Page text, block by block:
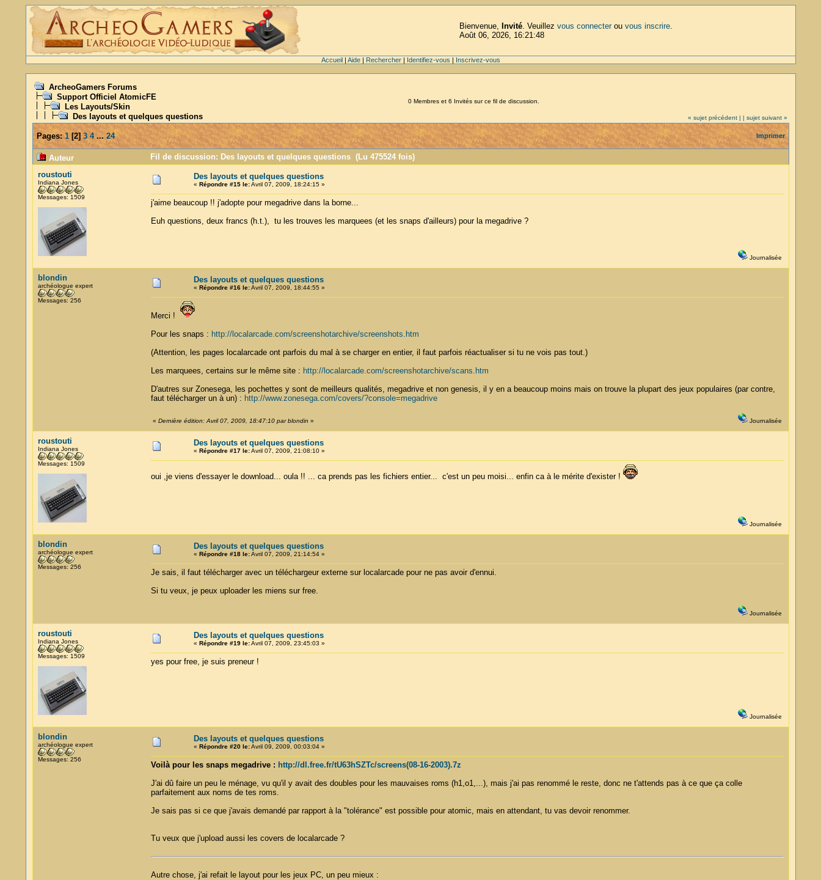
Bienvenue, Invité. Veuillez vous connecterou vous inscrire.
Août 06, 2026, 16:21:48
Accueil| Aide| Rechercher| Identifiez-vous | Inscrivez-vous
ArcheoGamers Forums
Support Officiel AtomicFE
Les Layouts/Skin
Des layouts et quelques questions
0 Membres et 6 Invités sur ce fil de discussion.
« sujet précédent | | sujet suivant »
Pages: 1[2]3 4 ... 24 Imprimer
Auteur
Fil de discussion: Des layouts et quelques questions (Lu 475524 fois)
roustouti
Indiana Jones
Messages: 1509
Des layouts et quelques questions
« Répondre #15 le:Avril 07, 2009, 18:24:15 »
j'aime beaucoup !! j'adopte pour megadrive dans la borne...
Euh questions, deux francs (h.t.), tu les trouves les marquees (et les snaps d'ailleurs) pour la megadrive ?
Journalisée
blondin
archéologue expert
Messages: 256
Des layouts et quelques questions
« Répondre #16 le:Avril 07, 2009, 18:44:55 »
Merci !
Pour les snaps : http://localarcade.com/screenshotarchive/screenshots.htm
(Attention, les pages localarcade ont parfois du mal à se charger en entier, il faut parfois réactualiser si tu ne vois pas tout.)
Les marquees, certains sur le même site : http://localarcade.com/screenshotarchive/scans.htm
D'autres sur Zonesega, les pochettes y sont de meilleurs qualités, megadrive et non genesis, il y en a beaucoup moins mais on trouve la plupart des jeux populaires (par contre,
faut télécharger un à un) : http://www.zonesega.com/covers/?console=megadrive
« Dernière édition: Avril 07, 2009, 18:47:10 par blondin » Journalisée
roustouti
Indiana Jones
Messages: 1509
Des layouts et quelques questions
« Répondre #17 le:Avril 07, 2009, 21:08:10 »
oui ,je viens d'essayer le download... oula !! ... ca prends pas les fichiers entier... c'est un peu moisi... enfin ca à le mérite d'exister !
Journalisée
blondin
archéologue expert
Messages: 256
Des layouts et quelques questions
« Répondre #18 le:Avril 07, 2009, 21:14:54 »
Je sais, il faut télécharger avec un téléchargeur externe sur localarcade pour ne pas avoir d'ennui.
Si tu veux, je peux uploader les miens sur free.
Journalisée
roustouti
Indiana Jones
Messages: 1509
Des layouts et quelques questions
« Répondre #19 le:Avril 07, 2009, 23:45:03 »
yes pour free, je suis preneur !
Journalisée
blondin
archéologue expert
Messages: 256
Des layouts et quelques questions
« Répondre #20 le:Avril 09, 2009, 00:03:04 »
Voilà pour les snaps megadrive : http://dl.free.fr/tU63hSZTc/screens(08-16-2003).7z
J'ai dû faire un peu le ménage, vu qu'il y avait des doubles pour les mauvaises roms (h1,o1,...), mais j'ai pas renommé le reste, donc ne t'attends pas à ce que ça colle
parfaitement aux noms de tes roms.
Je sais pas si ce que j'avais demandé par rapport à la "tolérance" est possible pour atomic, mais en attendant, tu vas devoir renommer.
Tu veux que j'upload aussi les covers de localarcade ?
Autre chose, j'ai refait le layout pour les jeux PC, un peu mieux :